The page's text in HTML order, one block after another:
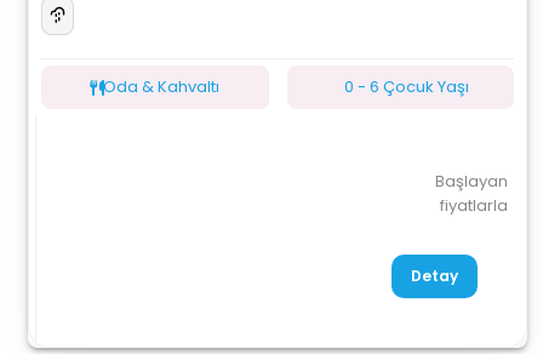
Oda & Kahvaltı 0 - 6 Çocuk Yaşı
Başlayan
fiyatlarla
Detay